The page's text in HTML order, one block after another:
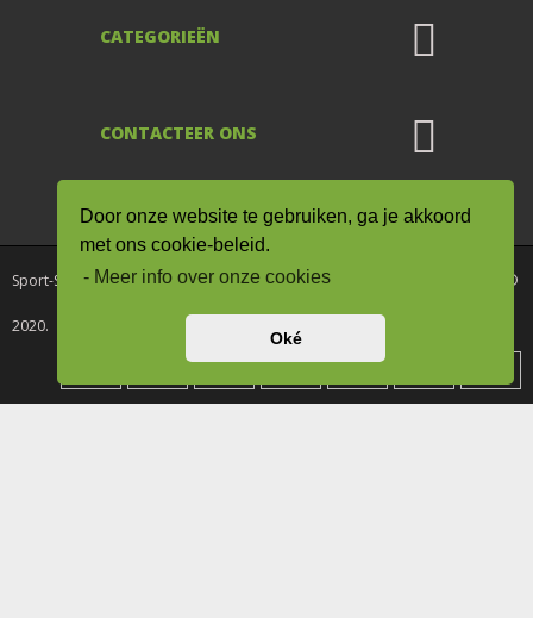
Door onze website te gebruiken, ga je akkoord
met ons cookie-beleid.
- Meer info over onze cookies
Oké
CATEGORIEËN
CONTACTEER ONS
supplementen.nl/ bijWebwinkelKeur Reviewsis
9.0/10 gebaseerd op 8 reviews.
Sport-Supplementen.nl onderdeel van Drogisterij / Kruiderij Rode Pilaren ©
2020.